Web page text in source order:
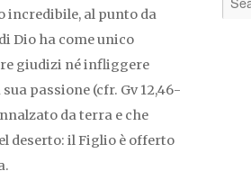
incredibile, al punto da
Dio ha come unico
giudizi né infliggere
passione (cfr. Gv 12,46-
da terra e che
deserto: il Figlio è offerto